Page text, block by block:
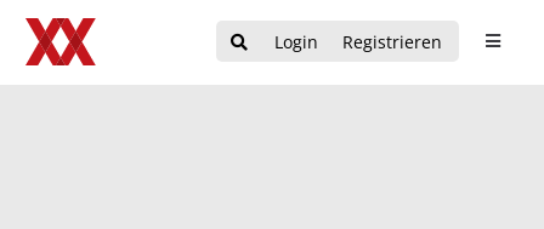
Login Registrieren